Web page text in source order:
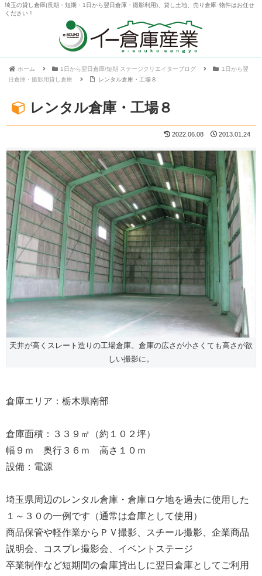
埼玉の貸し倉庫(長期・短期・1日から翌日倉庫・撮影利用)、貸し土地、売り倉庫･物件はお任せ
ください！
ホーム 1日から翌日倉庫/短期 ステージクリエイターブログ
1日から翌
日倉庫・撮影用貸し倉庫
レンタル倉庫・工場８
レンタル倉庫・工場８
2013.01.24
2022.06.08
天井が高くスレート造りの工場倉庫。倉庫の広さが小さくても高さが欲
しい撮影に。
倉庫エリア：栃木県南部
倉庫面積：３３９㎡（約１０２坪）
幅９ｍ 奥行３６ｍ 高さ１０ｍ
設備：電源
埼玉県周辺のレンタル倉庫・倉庫ロケ地を過去に使用した
１～３０の一例です（通常は倉庫として使用）
商品保管や軽作業からＰＶ撮影、スチール撮影、企業商品
説明会、コスプレ撮影会、イベントステージ
卒業制作など短期間の倉庫貸出しに翌日倉庫としてご利用